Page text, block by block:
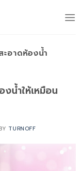
ะอาดห้องน้ำ
น้ำให้เหมือน
TURNOFF